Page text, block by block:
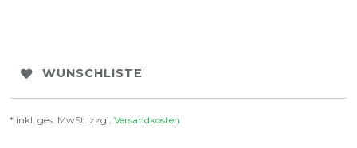
WUNSCHLISTE
* inkl. ges. MwSt. zzgl. Versandkosten